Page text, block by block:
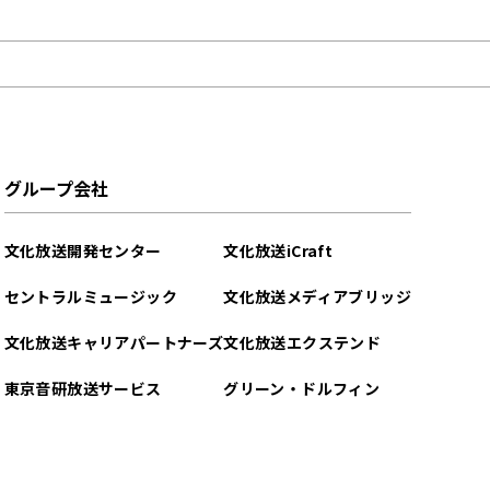
グループ会社
文化放送開発センター
セントラルミュージック
文化放送キャリアパートナーズ
東京音研放送サービス
文化放送iCraft
文化放送メディアブリッジ
文化放送エクステンド
グリーン・ドルフィン